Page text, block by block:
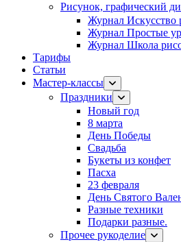
Рисунок, графический
Журнал Искусство
Журнал Простые
Журнал Школа
Тарифы
Статьи
Мастер-классы
Праздники
Новый год
8 марта
День Победы
Свадьба
Букеты из конфет
Пасха
23 февраля
День Святого
Разные техники
Подарки разные.
Прочее рукоделие